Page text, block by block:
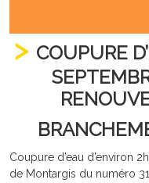
COUPURE
Coupure d’eau d’environ
de Montargis du numéro